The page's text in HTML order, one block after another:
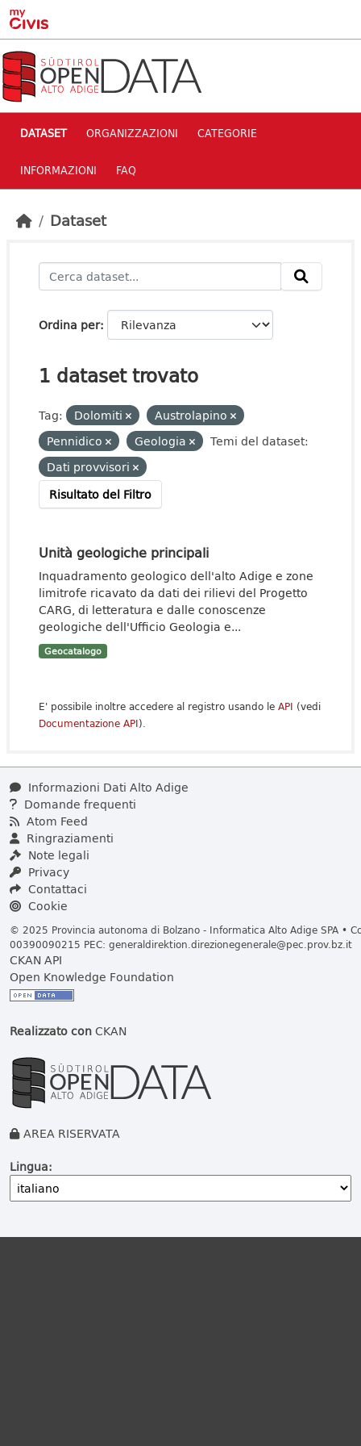
Skip to main content
DATASET ORGANIZZAZIONI CATEGORIE
INFORMAZIONI FAQ
Dataset
Ordina per
1 dataset trovato
Tag: Dolomiti
Austrolapino
Pennidico
Geologia
Temi del dataset:
Dati provvisori
Risultato del Filtro
Unità geologiche principali
Inquadramento geologico dell'alto Adige e zone
limitrofe ricavato da dati dei rilievi del Progetto
CARG, di letteratura e dalle conoscenze
geologiche dell'Ufficio Geologia e...
Geocatalogo
E' possibile inoltre accedere al registro usando le API (vedi
Documentazione API).
Informazioni Dati Alto Adige
Domande frequenti
Atom Feed
Ringraziamenti
Note legali
Privacy
Contattaci
Cookie
© 2025 Provincia autonoma di Bolzano - Informatica Alto Adige SPA •
00390090215 PEC: generaldirektion.direzionegenerale@pec.prov.bz.it
CKAN API
Open Knowledge Foundation
Realizzato conCKAN
AREA RISERVATA
Lingua